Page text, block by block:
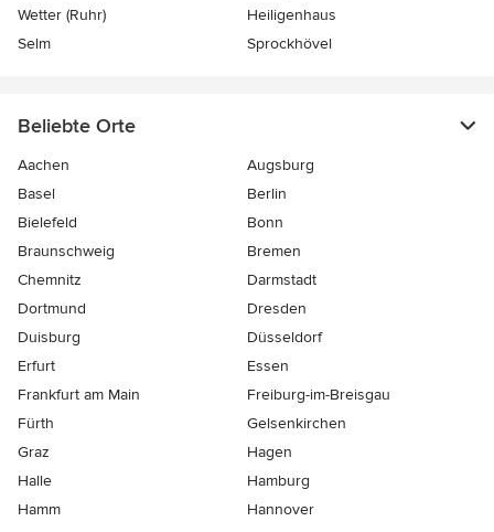
Wetter (Ruhr)
Heiligenhaus
Selm
Sprockhövel
Beliebte Orte
Aachen
Augsburg
Basel
Berlin
Bielefeld
Bonn
Braunschweig
Bremen
Chemnitz
Darmstadt
Dortmund
Dresden
Duisburg
Düsseldorf
Erfurt
Essen
Frankfurt am Main
Freiburg-im-Breisgau
Fürth
Gelsenkirchen
Graz
Hagen
Halle
Hamburg
Hamm
Hannover